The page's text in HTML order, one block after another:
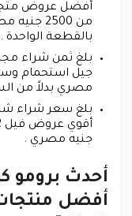
بالقطعة الواحدة .
بلغ ثمن شراء
مصري بدلاً من السعر
بلغ سعر شراء
جنيه مصري .
أفضل